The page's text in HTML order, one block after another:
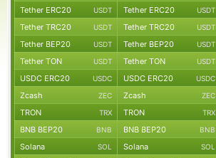
Tether ERC20 USDT Tether ERC20 USDT
Tether TRC20 USDT Tether TRC20 USDT
Tether BEP20 USDT Tether BEP20 USDT
Tether TON USDT Tether TON USDT
USDC ERC20 USDC USDC ERC20 USDC
Zcash ZEC Zcash ZEC
TRON TRX TRON TRX
BNB BEP20 BNB BNB BEP20 BNB
Solana SOL Solana SOL